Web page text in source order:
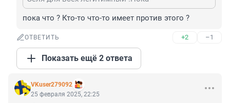
пока что ? Кто-то что-то имеет против этого ?
ОТВЕТИТЬ +2 –1
Показать ещё 2 ответа
VKuser279092
25 февраля 2025, 22:25